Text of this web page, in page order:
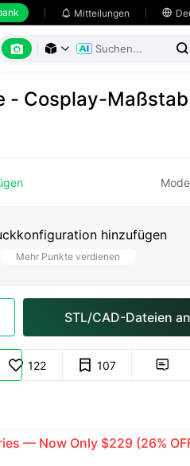
 Mitteilungen 
   
- Cosplay-Maßstab
Mode
hinzufügen
Mehr Punkte verdienen
STL/CAD-Dateien
122 107 
— Now Only $229 (26%